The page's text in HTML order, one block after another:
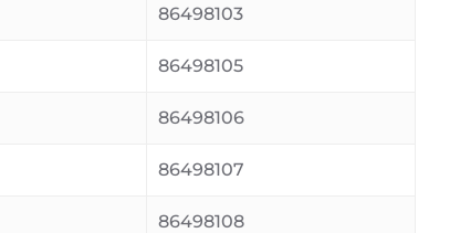
86498103
86498105
86498106
86498107
86498108